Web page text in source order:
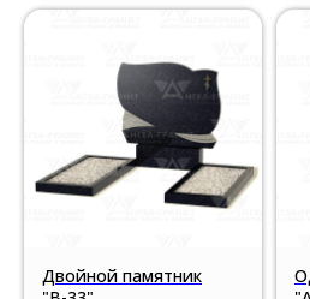
Двойной памятник